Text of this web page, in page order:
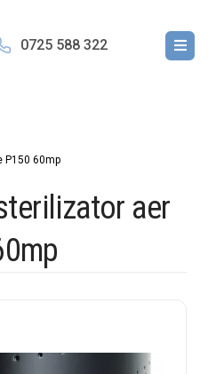
0725 588 322
P150 60mp
aer